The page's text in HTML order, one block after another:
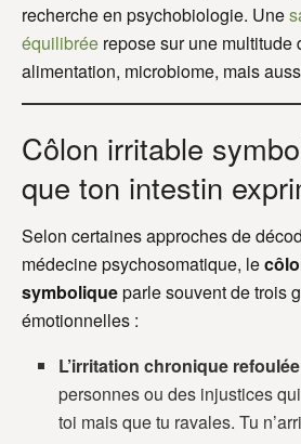
recherche en psychobiologie. Une
équilibrée repose sur une
alimentation, microbiome, mais
Côlon irritable
que ton intestin
Selon certaines approches de
médecine psychosomatique, le
symboliqueparle souvent de trois
émotionnelles :
L’irritation chronique refoulée
personnes ou des injustices
toi mais que tu ravales. Tu